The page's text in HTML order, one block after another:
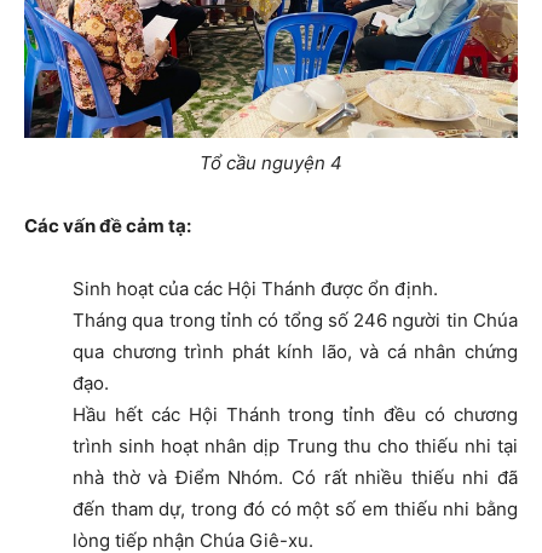
Tổ cầu nguyện 4
Các vấn đề cảm tạ:
Sinh hoạt của các Hội Thánh được ổn định.
Tháng qua trong tỉnh có tổng số 246 người tin Chúa
qua chương trình phát kính lão, và cá nhân chứng
đạo.
Hầu hết các Hội Thánh trong tỉnh đều có chương
trình sinh hoạt nhân dịp Trung thu cho thiếu nhi tại
nhà thờ và Điểm Nhóm. Có rất nhiều thiếu nhi đã
đến tham dự, trong đó có một số em thiếu nhi bằng
lòng tiếp nhận Chúa Giê-xu.